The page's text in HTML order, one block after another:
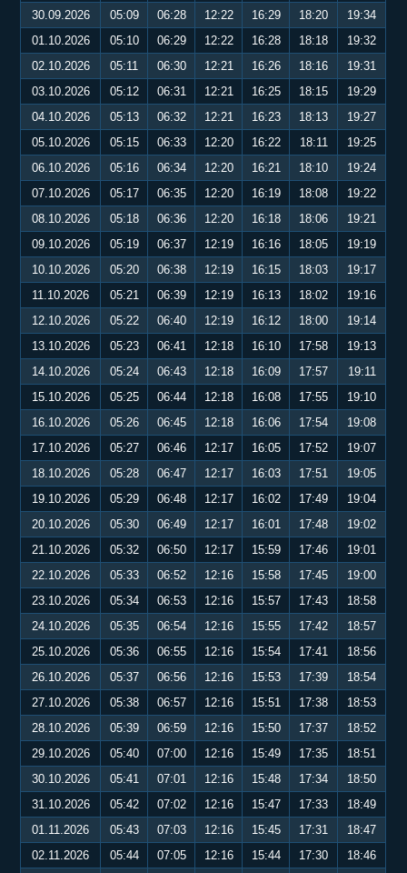
30.09.2026
05:09 06:28 12:22 16:29 18:20
19:34
01.10.2026
05:10 06:29 12:22 16:28 18:18
19:32
02.10.2026
05:11 06:30 12:21 16:26 18:16
19:31
03.10.2026
05:12 06:31 12:21 16:25 18:15
19:29
04.10.2026
05:13 06:32 12:21 16:23 18:13
19:27
05.10.2026
05:15 06:33 12:20 16:22 18:11
19:25
06.10.2026
05:16 06:34 12:20 16:21 18:10
19:24
07.10.2026
05:17 06:35 12:20 16:19 18:08
19:22
08.10.2026
05:18 06:36 12:20 16:18 18:06
19:21
09.10.2026
05:19 06:37 12:19 16:16 18:05
19:19
10.10.2026
05:20 06:38 12:19 16:15 18:03
19:17
11.10.2026
05:21 06:39 12:19 16:13 18:02
19:16
12.10.2026
05:22 06:40 12:19 16:12 18:00
19:14
13.10.2026
05:23 06:41 12:18 16:10 17:58
19:13
14.10.2026
05:24 06:43 12:18 16:09 17:57
19:11
15.10.2026
05:25 06:44 12:18 16:08 17:55
19:10
16.10.2026
05:26 06:45 12:18 16:06 17:54
19:08
17.10.2026
05:27 06:46 12:17 16:05 17:52
19:07
18.10.2026
05:28 06:47 12:17 16:03 17:51
19:05
19.10.2026
05:29 06:48 12:17 16:02 17:49
19:04
20.10.2026
05:30 06:49 12:17 16:01 17:48
19:02
21.10.2026
05:32 06:50 12:17 15:59 17:46
19:01
22.10.2026
05:33 06:52 12:16 15:58 17:45
19:00
23.10.2026
05:34 06:53 12:16 15:57 17:43
18:58
24.10.2026
05:35 06:54 12:16 15:55 17:42
18:57
25.10.2026
05:36 06:55 12:16 15:54 17:41
18:56
26.10.2026
05:37 06:56 12:16 15:53 17:39
18:54
27.10.2026
05:38 06:57 12:16 15:51 17:38
18:53
28.10.2026
05:39 06:59 12:16 15:50 17:37
18:52
29.10.2026
05:40 07:00 12:16 15:49 17:35
18:51
30.10.2026
05:41 07:01 12:16 15:48 17:34
18:50
31.10.2026
05:42 07:02 12:16 15:47 17:33
18:49
01.11.2026
05:43 07:03 12:16 15:45 17:31
18:47
02.11.2026
05:44 07:05 12:16 15:44 17:30 18:46